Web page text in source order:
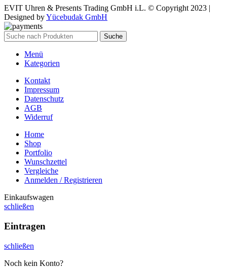
EVIT Uhren & Presents Trading GmbH i.L. © Copyright 2023 |
Designed byYücebudak GmbH
Suche
Menü
Kategorien
Kontakt
Impressum
Datenschutz
AGB
Widerruf
Home
Shop
Portfolio
Wunschzettel
Vergleiche
Anmelden / Registrieren
Einkaufswagen
schließen
Eintragen
schließen
Noch kein Konto?